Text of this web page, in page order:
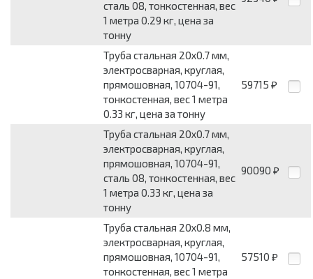
сталь 08, тонкостенная, вес
1 метра 0.29 кг, цена за
тонну
Труба стальная 20x0.7 мм,
электросварная, круглая,
прямошовная, 10704-91,
тонкостенная, вес 1 метра
0.33 кг, цена за тонну
59715 ₽
Труба стальная 20x0.7 мм,
электросварная, круглая,
прямошовная, 10704-91,
сталь 08, тонкостенная, вес
1 метра 0.33 кг, цена за
тонну
90090 ₽
Труба стальная 20x0.8 мм,
электросварная, круглая,
прямошовная, 10704-91,
тонкостенная, вес 1 метра
57510 ₽